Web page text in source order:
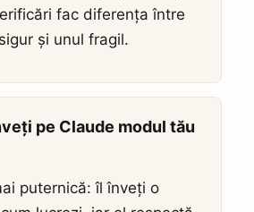
fac diferența între
și unul fragil.
pe Claude modul tău
puternică: îl înveți o